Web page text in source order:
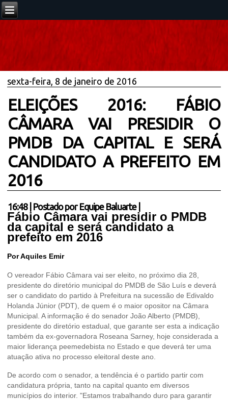
sexta-feira, 8 de janeiro de 2016
ELEIÇÕES 2016: FÁBIO
CÂMARA VAI PRESIDIR O
PMDB DA CAPITAL E SERÁ
CANDIDATO A PREFEITO EM
2016
16:48| Postado por Equipe Baluarte
Fábio Câmara vai presidir o PMDB
da capital e será candidato a
prefeito em 2016
Por Aquiles Emir
O vereador Fábio Câmara vai ser eleito, no próximo dia 28,
presidente do diretório municipal do PMDB de São Luís e deverá
ser o candidato do partido à Prefeitura na sucessão de Edivaldo
Holanda Júnior (PDT), de quem é o maior opositor na Câmara
Municipal. A informação é do senador João Alberto (PMDB),
presidente do diretório estadual, que garante ser esta a indicação
também da ex-governadora Roseana Sarney, hoje considerada a
maior liderança peemedebista no Estado e que deverá ter uma
atuação ativa no processo eleitoral deste ano.
De acordo com o senador, a tendência é o partido partir com
candidatura própria, tanto na capital quanto em diversos
municípios do interior. "Estamos trabalhando duro para garantir